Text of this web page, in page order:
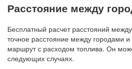
Расстояние между
Бесплатный расчет расстояний
точное расстояние между городами и
маршрут с расходом топлива. Он
следующих случаях.